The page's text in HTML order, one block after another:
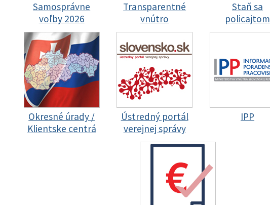
Samosprávne
voľby 2026
Transparentné
vnútro
Staň sa
policajtom
Okresné úrady /
Klientske centrá
Ústredný portál
verejnej správy
IPP